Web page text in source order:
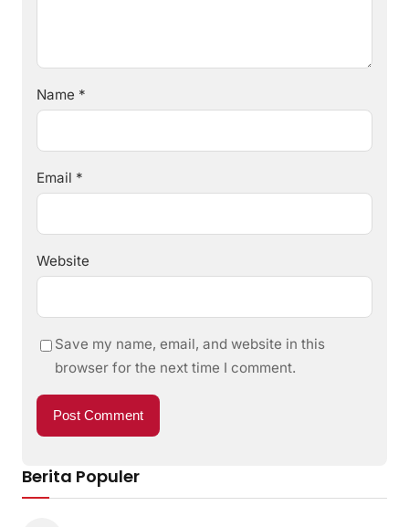
Name *
Email *
Website
Save my name, email, and website in this
browser for the next time I comment.
Berita Populer